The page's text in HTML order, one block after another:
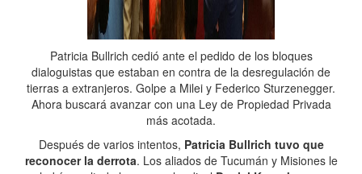
Patricia Bullrich cedió ante el pedido de los bloques
dialoguistas que estaban en contra de la desregulación de
tierras a extranjeros. Golpe a Milei y Federico Sturzenegger.
Ahora buscará avanzar con una Ley de Propiedad Privada
más acotada.
Después de varios intentos, Patricia Bullrich tuvo que
reconocer la derrota. Los aliados de Tucumán y Misiones le